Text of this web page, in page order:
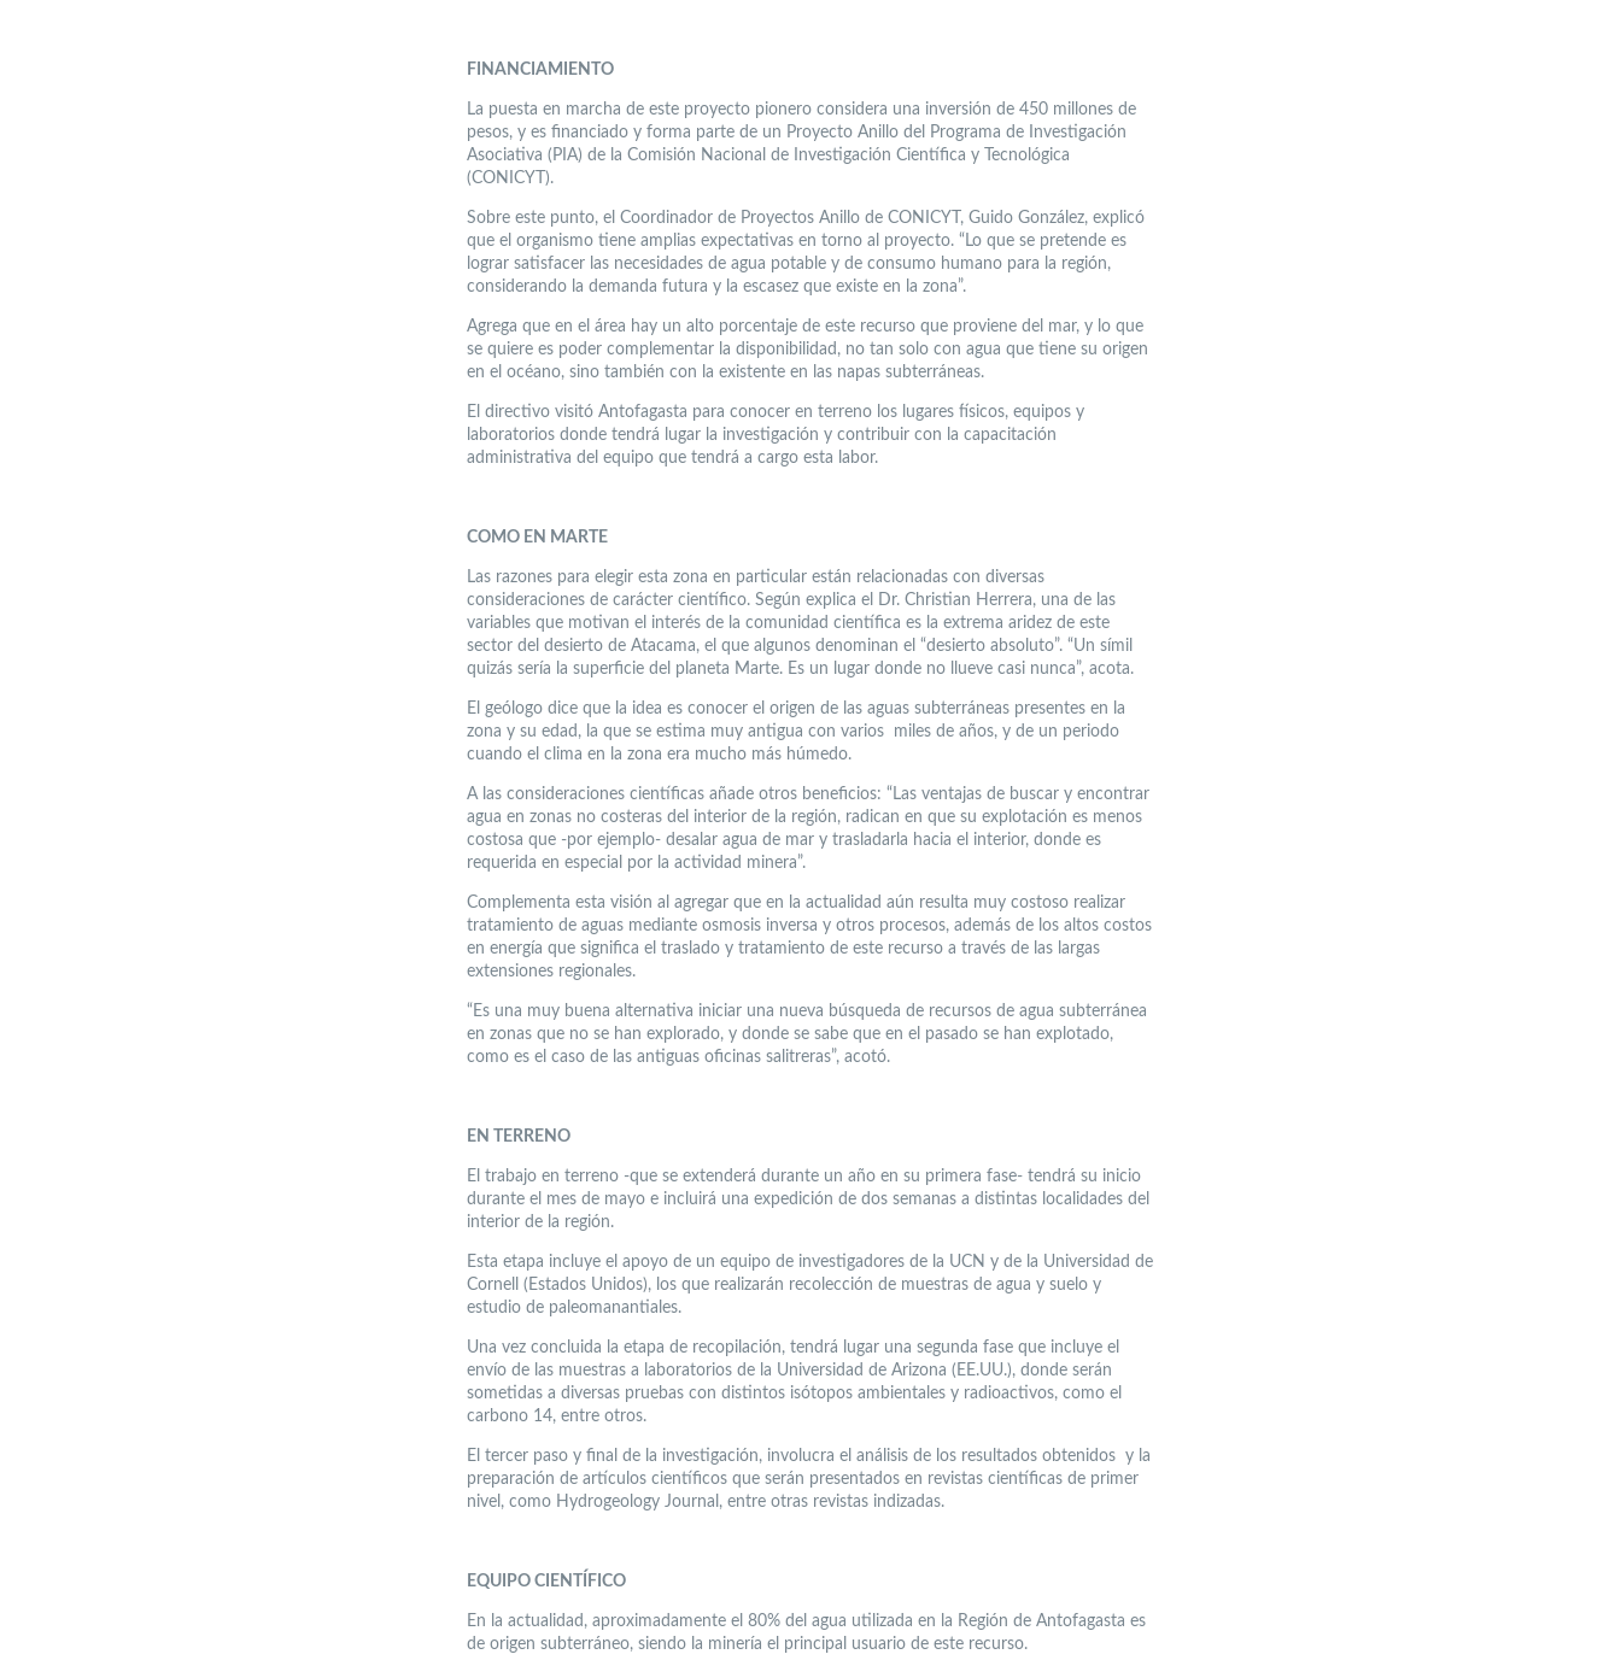
FINANCIAMIENTO
La puesta en marcha de este proyecto pionero considera una inversión de 450 millones de
pesos, y es financiado y forma parte de un Proyecto Anillo del Programa de Investigación
Asociativa (PIA) de la Comisión Nacional de Investigación Científica y Tecnológica
(CONICYT).
Sobre este punto, el Coordinador de Proyectos Anillo de CONICYT, Guido González, explicó
que el organismo tiene amplias expectativas en torno al proyecto. “Lo que se pretende es
lograr satisfacer las necesidades de agua potable y de consumo humano para la región,
considerando la demanda futura y la escasez que existe en la zona”.
Agrega que en el área hay un alto porcentaje de este recurso que proviene del mar, y lo que
se quiere es poder complementar la disponibilidad, no tan solo con agua que tiene su origen
en el océano, sino también con la existente en las napas subterráneas.
El directivo visitó Antofagasta para conocer en terreno los lugares físicos, equipos y
laboratorios donde tendrá lugar la investigación y contribuir con la capacitación
administrativa del equipo que tendrá a cargo esta labor.
COMO EN MARTE
Las razones para elegir esta zona en particular están relacionadas con diversas
consideraciones de carácter científico. Según explica el Dr. Christian Herrera, una de las
variables que motivan el interés de la comunidad científica es la extrema aridez de este
sector del desierto de Atacama, el que algunos denominan el “desierto absoluto”. “Un símil
quizás sería la superficie del planeta Marte. Es un lugar donde no llueve casi nunca”, acota.
El geólogo dice que la idea es conocer el origen de las aguas subterráneas presentes en la
zona y su edad, la que se estima muy antigua con varios miles de años, y de un periodo
cuando el clima en la zona era mucho más húmedo.
A las consideraciones científicas añade otros beneficios: “Las ventajas de buscar y encontrar
agua en zonas no costeras del interior de la región, radican en que su explotación es menos
costosa que -por ejemplo- desalar agua de mar y trasladarla hacia el interior, donde es
requerida en especial por la actividad minera”.
Complementa esta visión al agregar que en la actualidad aún resulta muy costoso realizar
tratamiento de aguas mediante osmosis inversa y otros procesos, además de los altos costos
en energía que significa el traslado y tratamiento de este recurso a través de las largas
extensiones regionales.
“Es una muy buena alternativa iniciar una nueva búsqueda de recursos de agua subterránea
en zonas que no se han explorado, y donde se sabe que en el pasado se han explotado,
como es el caso de las antiguas oficinas salitreras”, acotó.
EN TERRENO
El trabajo en terreno -que se extenderá durante un año en su primera fase- tendrá su inicio
durante el mes de mayo e incluirá una expedición de dos semanas a distintas localidades del
interior de la región.
Esta etapa incluye el apoyo de un equipo de investigadores de la UCN y de la Universidad de
Cornell (Estados Unidos), los que realizarán recolección de muestras de agua y suelo y
estudio de paleomanantiales.
Una vez concluida la etapa de recopilación, tendrá lugar una segunda fase que incluye el
envío de las muestras a laboratorios de la Universidad de Arizona (EE.UU.), donde serán
sometidas a diversas pruebas con distintos isótopos ambientales y radioactivos, como el
carbono 14, entre otros.
El tercer paso y final de la investigación, involucra el análisis de los resultados obtenidos y la
preparación de artículos científicos que serán presentados en revistas científicas de primer
nivel, como Hydrogeology Journal, entre otras revistas indizadas.
EQUIPO CIENTÍFICO
En la actualidad, aproximadamente el 80% del agua utilizada en la Región de Antofagasta es
de origen subterráneo, siendo la minería el principal usuario de este recurso.